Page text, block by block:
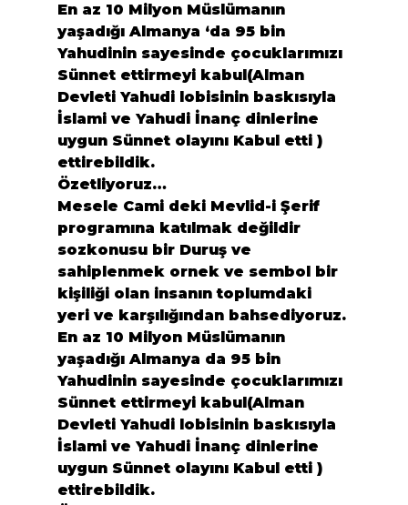
En az 10 Milyon Müslümanın
yaşadığı Almanya ‘da 95 bin
Yahudinin sayesinde çocuklarımızı
Sünnet ettirmeyi kabul(Alman
Devleti Yahudi lobisinin baskısıyla
İslami ve Yahudi İnanç dinlerine
uygun Sünnet olayını Kabul etti )
ettirebildik.
Özetliyoruz…
Mesele Cami deki Mevlid-i Şerif
programına katılmak değildir
sozkonusu bir Duruş ve
sahiplenmek ornek ve sembol bir
kişiliği olan insanın toplumdaki
yeri ve karşılığından bahsediyoruz.
En az 10 Milyon Müslümanın
yaşadığı Almanya da 95 bin
Yahudinin sayesinde çocuklarımızı
Sünnet ettirmeyi kabul(Alman
Devleti Yahudi lobisinin baskısıyla
İslami ve Yahudi İnanç dinlerine
uygun Sünnet olayını Kabul etti )
ettirebildik.